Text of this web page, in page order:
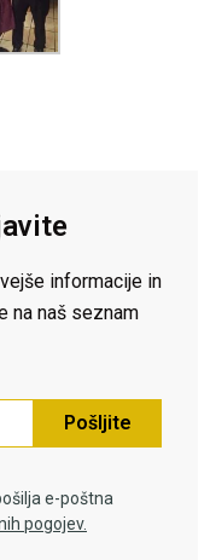
informacije in
na naš seznam
Pošljite
e-poštna
pogojev.